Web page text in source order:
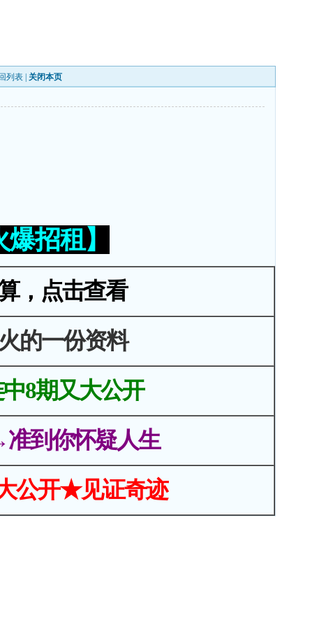
列表 关闭本页
招租】
，点击查看
的一份资料
8期又大公开
到你怀疑人生
公开★见证奇迹